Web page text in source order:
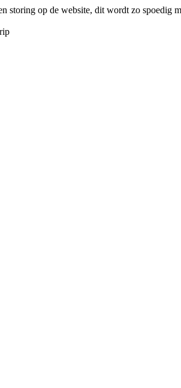
storing op de website, dit wordt zo spoedig